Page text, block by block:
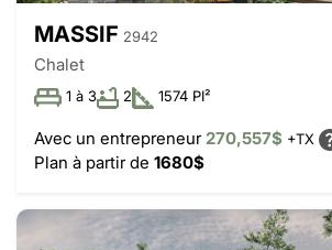
MASSIF 2942
Chalet
1 à 3 2 1574 PI²
Avec un entrepreneur 270,557$ +TX
Plan à partir de 1680$